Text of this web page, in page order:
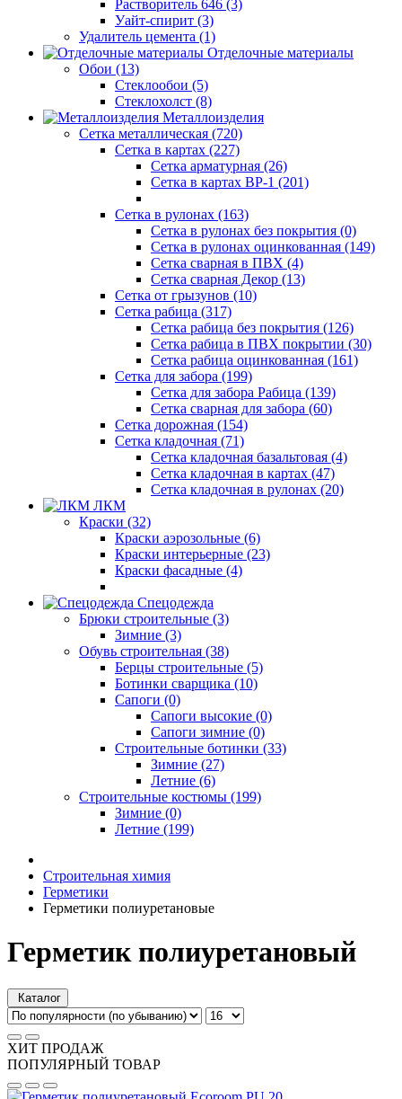
Растворитель 646 (3)
Уайт-спирит (3)
Удалитель цемента (1)
Отделочные материалы
Обои (13)
Стеклообои (5)
Стеклохолст (8)
Металлоизделия
Сетка металлическая (720)
Сетка в картах (227)
Сетка арматурная (26)
Сетка в картах ВР-1 (201)
Сетка в рулонах (163)
Сетка в рулонах без покрытия (0)
Сетка в рулонах оцинкованная (149)
Сетка сварная в ПВХ (4)
Сетка сварная Декор (13)
Сетка от грызунов (10)
Сетка рабица (317)
Сетка рабица без покрытия (126)
Сетка рабица в ПВХ покрытии (30)
Сетка рабица оцинкованная (161)
Сетка для забора (199)
Сетка для забора Рабица (139)
Сетка сварная для забора (60)
Сетка дорожная (154)
Сетка кладочная (71)
Сетка кладочная базальтовая (4)
Сетка кладочная в картах (47)
Сетка кладочная в рулонах (20)
ЛКМ
Краски (32)
Краски аэрозольные (6)
Краски интерьерные (23)
Краски фасадные (4)
Спецодежда
Брюки строительные (3)
Зимние (3)
Обувь строительная (38)
Берцы строительные (5)
Ботинки сварщика (10)
Сапоги (0)
Сапоги высокие (0)
Сапоги зимние (0)
Строительные ботинки (33)
Зимние (27)
Летние (6)
Строительные костюмы (199)
Зимние (0)
Летние (199)
Строительная химия
Герметики
Герметики полиуретановые
Герметик полиуретановый
Каталог
ХИТ ПРОДАЖ
ПОПУЛЯРНЫЙ ТОВАР